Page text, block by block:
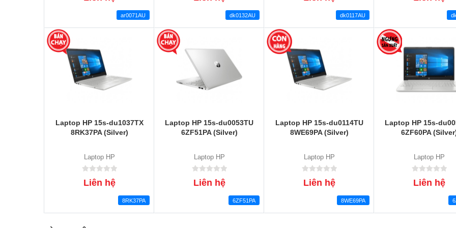
ar0071AU dk0132AU dk0117AU
Laptop HP 15s-du1037TX
8RK37PA (Silver)
Laptop HP
Liên hệ
8RK37PA
Laptop HP 15s-du0053TU
6ZF51PA (Silver)
Laptop HP
Liên hệ
6ZF51PA
Laptop HP 15s-du0114TU
8WE69PA (Silver)
Laptop HP
Liên hệ
8WE69PA
Laptop HP 15s-
6ZF60PA
Laptop HP
Liên hệ